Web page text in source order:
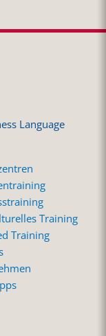
Language
Training
Training